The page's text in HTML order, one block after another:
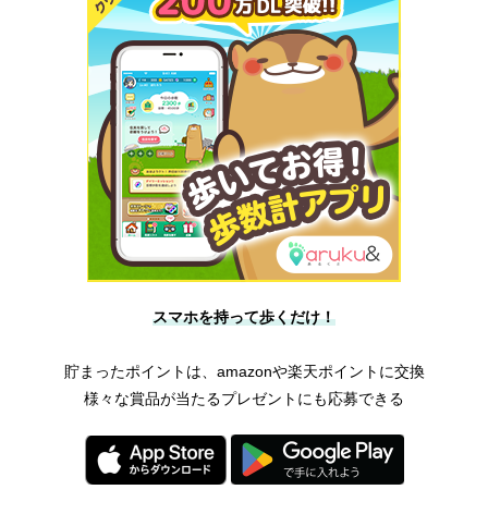
スマホを持って歩くだけ！
貯まったポイントは、amazonや楽天ポイントに交換
様々な賞品が当たるプレゼントにも応募できる